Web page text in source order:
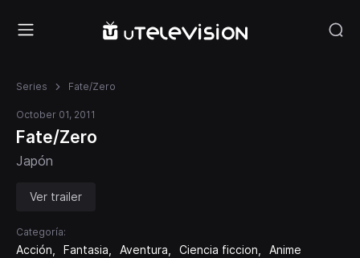
Series Fate/Zero
October 01, 2011
Fate/Zero
Japón
Ver trailer
Categoría:
Acción Fantasia Aventura Ciencia ficcion Anime